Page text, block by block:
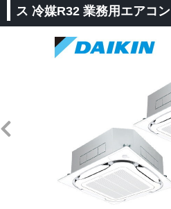
ス 冷媒R32 業務用エアコン